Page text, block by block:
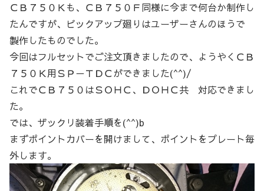
ＣＢ７５０Ｋも、ＣＢ７５０Ｆ同様に今まで何台か制作し
たんですが、ピックアップ廻りはユーザーさんのほうで
製作したものでした。
今回はフルセットでご注文頂きましたので、ようやくＣＢ
７５０Ｋ用ＳＰ－ＴＤＣができました(^^)/
これでＣＢ７５０はＳＯＨＣ、ＤＯＨＣ共 対応できまし
た。
では、ザックリ装着手順を(^^)b
まずポイントカバーを開けまして、ポイントをプレート毎
外します。